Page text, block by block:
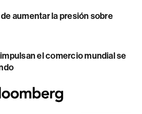
aumentar la presión sobre
el comercio mundial se